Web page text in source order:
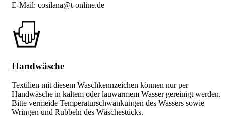
E-Mail: cosilana@t-online.de
Handwäsche
Textilien mit diesem Waschkennzeichen können nur per
Handwäsche in kaltem oder lauwarmem Wasser gereinigt werden.
Bitte vermeide Temperaturschwankungen des Wassers sowie
Wringen und Rubbeln des Wäschestücks.